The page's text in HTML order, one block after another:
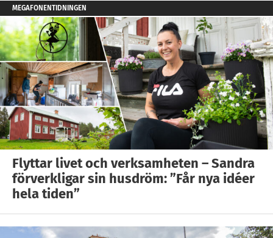
MEGAFONENTIDNINGEN
Flyttar livet och verksamheten – Sandra
förverkligar sin husdröm: ”Får nya idéer
hela tiden”